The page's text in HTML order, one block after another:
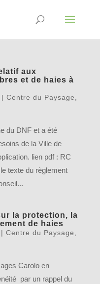
aux
et de haies à
| Centre du Paysage
du DNF et a été
de la Ville de
lien pdf : RC
texte du règlement
la protection, la
de haies
| Centre du Paysage
Carolo en
par un rappel du